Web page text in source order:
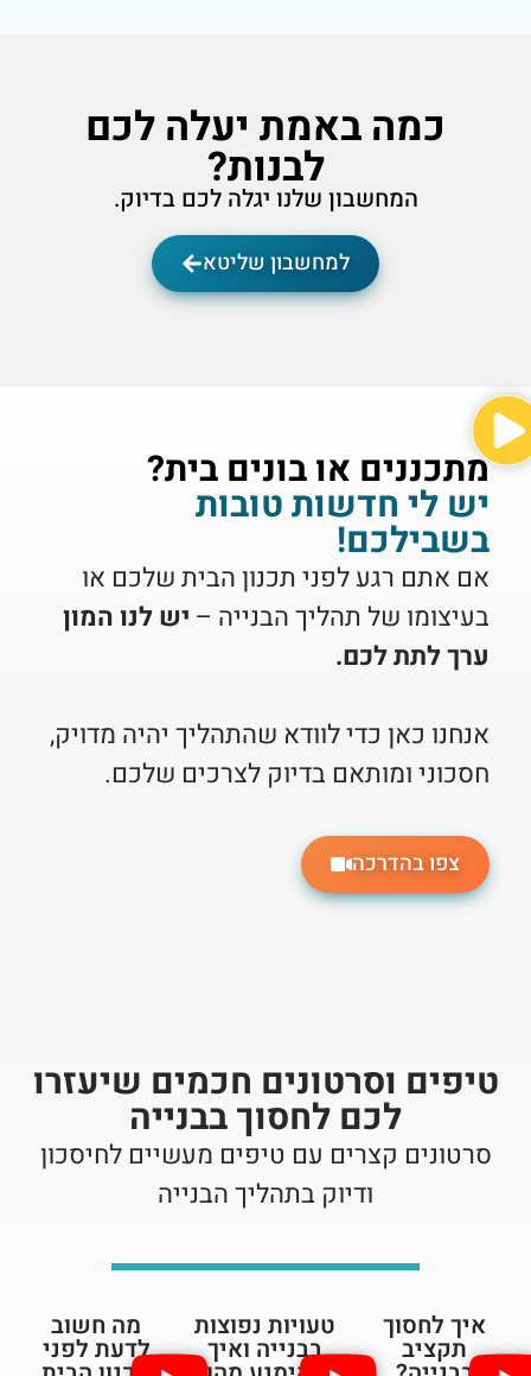
כמה באמת יעלה לכם
לבנות?
המחשבון שלנו יגלה לכם בדיוק.
למחשבון שליטא
מתכננים או בונים בית?
יש לי חדשות טובות
בשבילכם!
אם אתם רגע לפני תכנון הבית שלכם או
בעיצומו של תהליך הבנייה – יש לנו המון
ערך לתת לכם.
אנחנו כאן כדי לוודא שהתהליך יהיה מדויק,
חסכוני ומותאם בדיוק לצרכים שלכם.
צפו בהדרכה
טיפים וסרטונים חכמים שיעזרו
לכם לחסוך בבנייה
סרטונים קצרים עם טיפים מעשיים לחיסכון
ודיוק בתהליך הבנייה
איך לחסוך
תקציב
טעויות נפוצות
בבנייה ואיך
מה חשוב
לדעת לפני